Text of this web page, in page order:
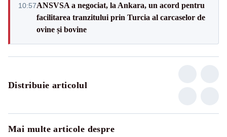
10:57ANSVSA a negociat, la Ankara, un acord pentru
facilitarea tranzitului prin Turcia al carcaselor de
ovine și bovine
Distribuie articolul
Mai multe articole despre